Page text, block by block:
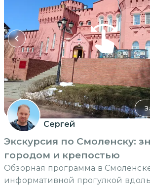
Сергей
Экскурсия по Смоленску:
городом и крепостью
Обзорная программа в
информативной прогулкой